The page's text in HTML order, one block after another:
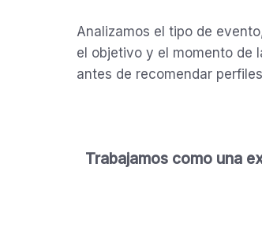
Analizamos el tipo de
el objetivo y el momento de
antes de recomendar
Trabajamos como una